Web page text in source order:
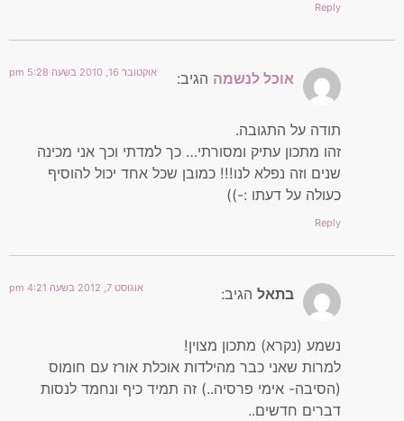
Reply
אוכל לנשמה הגיב: אוקטובר 16, 2010 בשעה 5:28 pm
תודה על התגובה.
זהו מתכון עתיק ומסורתי… כך למדתי וכך אני מכינה
שנים וזה נפלא לנו!!! כמובן שכל אחד יכול להוסיף
כעולה על דעתו :-))
Reply
בתאל הגיב: אוגוסט 7, 2012 בשעה 4:21 pm
נשמע (נקרא) מתכון מצוין!
למרות שאני כבר מהילדות אוכלת אורז עם חומוס
(הסיבה- אימי פרסיה..) זה תמיד כיף ונחמד לנסות
דברים חדשים..